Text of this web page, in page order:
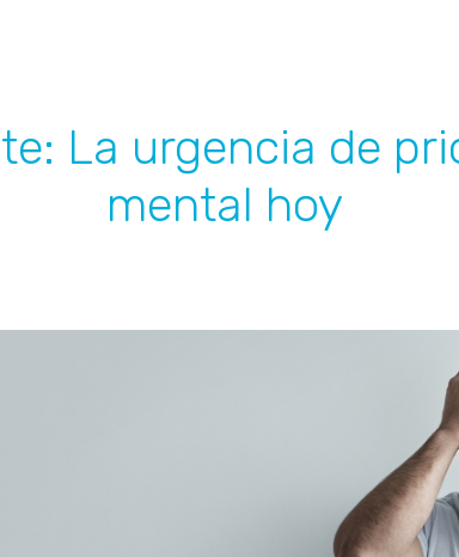
La urgencia de
mental hoy